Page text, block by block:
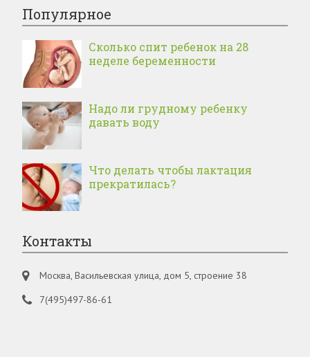
Популярное
Сколько спит ребенок на 28
неделе беременности
Надо ли грудному ребенку
давать воду
Что делать чтобы лактация
прекратилась?
Контакты
Москва, Васильевская улица, дом 5, строение 38
7(495)497-86-61